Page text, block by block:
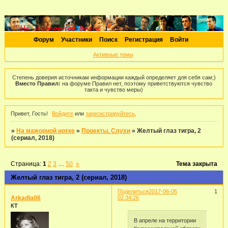
Форум Участники Поиск Регистрация Войти
Активные темы
Степень доверия источникам информации каждый определяет для себя сам;)
Вместо Правил: на форуме Правил нет, поэтому приветствуются чувство
такта и чувство меры)
Привет, Гость! Войдите илизарегистрируйтесь
» На мажорной нотке » Проекты. Слухи »Желтый глаз тигра, 2
(сериал, 2018)
Желтый глаз тигра, 2 (сериал, 2018)
Страница:1 2 3 50 » Тема закрыта
Поделиться 1
2017-06-05
02:34:26
Arkadia06
КТ
В апреле на территории